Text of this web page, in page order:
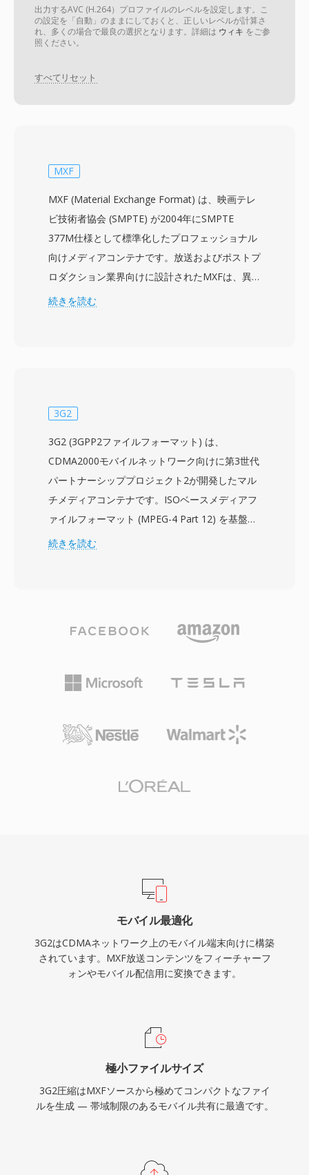
出力するAVC (H.264）プロファイルのレベルを設定します。こ
の設定を「自動」のままにしておくと、正しいレベルが計算さ
れ、多くの場合で最良の選択となります。詳細は ウィキ をご参
照ください。
すべてリセット
MXF
MXF (Material Exchange Format) は、映画テレ
ビ技術者協会 (SMPTE) が2004年にSMPTE
377M仕様として標準化したプロフェッショナル
向けメディアコンテナです。放送およびポストプ
ロダクション業界向けに設計されたMXFは、異
なる制作システムやプラットフォーム間で映像、
シ編集からマスター品質のアーカイブまで、さま
ータフレームワークがMXFの特徴的な要素であ
り、タイムコード、クリップ名、記述マーカー、
ソース参照、技術パラメータなどの制作情報を構
造化されたKey-Length-Value (KLV) エンコーデ
ィングスキームで格納します。このメタデータは
制作チェーン全体を通じてコンテンツとともに伝
MXFファイルは、シンプルな単一アイテムパッ
ケージ (OP1a) から複雑なマルチアイテムプレイ
レーショナルパターンシステムを使用していま
ワークフローシステムがMXFを普遍的にサポー
トしており、放送で使用されるAS-02やAS-11な
も機能しています。
続きを読む
3G2
3G2 (3GPP2ファイルフォーマット) は、
CDMA2000モバイルネットワーク向けに第3世代
パートナーシッププロジェクト2が開発したマル
チメディアコンテナです。ISOベースメディアフ
ァイルフォーマット (MPEG-4 Part 12) を基盤と
し、H.263またはMPEG-4 Visualでエンコードさ
を処理するための標準化された方法を提供しまし
設計されており、30-60 kbpsという低ビットレ
ートでも再生可能な画質を実現します。これによ
末での動画撮影に特に効率的です。コンテナは複
点の一つは、2000年代半ばのCDMA端末とのほ
場合やファイルサイズの最小化が最優先される状
況では、依然として有用です。
続きを読む
モバイル最適化
3G2はCDMAネットワーク上のモバイル端末向けに構築
されています。MXF放送コンテンツをフィーチャーフ
ォンやモバイル配信用に変換できます。
極小ファイルサイズ
3G2圧縮はMXFソースから極めてコンパクトなファイ
ルを生成 — 帯域制限のあるモバイル共有に最適です。